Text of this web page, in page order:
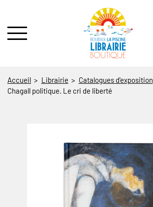
Accueil Librairie
Catalogues d'exposition
Chagall politique. Le cri de liberté